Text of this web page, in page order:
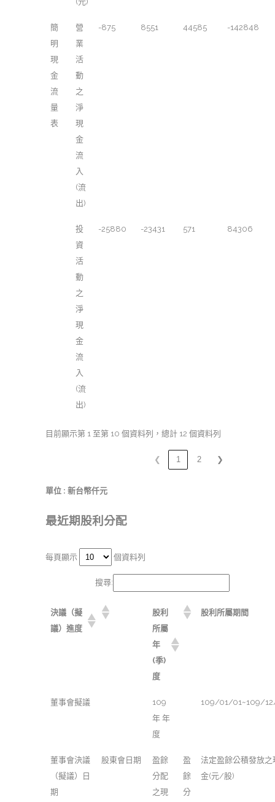
簡
明
現
金
流
量
表
營
業
活
動
之
淨
現
金
流
入
(流
出)
-875 8551 44585 -142848
投
資
活
動
之
淨
現
金
流
入
(流
出)
-25880 -23431 571 84306
目前顯示第 1 至第 10 個資料列，總計 12 個資料列
❮ 1 2 ❯
單位 : 新台幣仟元
最近期股利分配
每頁顯示 個資料列
搜尋:
決議（擬
議）進度
股利
所屬
年
(季)
度
股利所屬期間
董事會擬議
109
年 年
度
109/01/01~109/
董事會決議
（擬議）日
期
股東會日期
盈餘
分配
之現
盈
餘
分
法定盈餘公積發放之
金(元/股)